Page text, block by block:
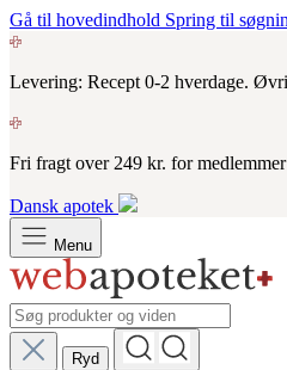
Gå til hovedindhold Spring til
Levering: Recept 0-2 hverdage.
Fri fragt over 249 kr. for medlemmer
Dansk apotek
Menu
Ryd